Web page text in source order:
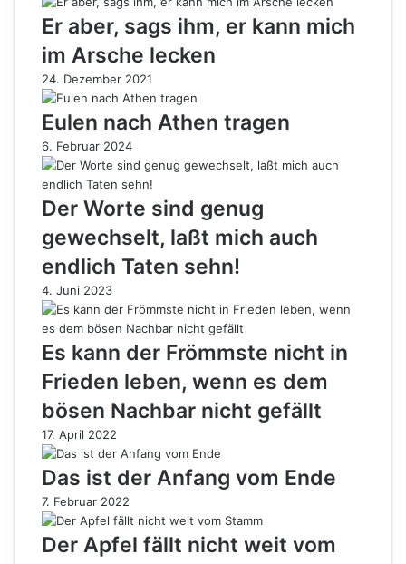
Er aber, sags ihm, er kann mich
im Arsche lecken
24. Dezember 2021
Eulen nach Athen tragen
6. Februar 2024
Der Worte sind genug
gewechselt, laßt mich auch
endlich Taten sehn!
4. Juni 2023
Es kann der Frömmste nicht in
Frieden leben, wenn es dem
bösen Nachbar nicht gefällt
17. April 2022
Das ist der Anfang vom Ende
7. Februar 2022
Der Apfel fällt nicht weit vom